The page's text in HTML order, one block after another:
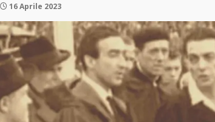
16 Aprile 2023